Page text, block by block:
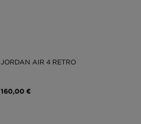
JORDAN AIR 4 RETRO
160,00 €